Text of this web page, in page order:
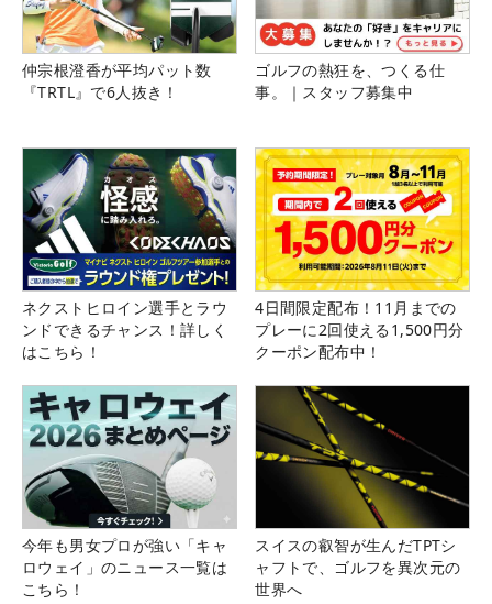
仲宗根澄香が平均パット数
『TRTL』で6人抜き！
ゴルフの熱狂を、つくる仕
事。｜スタッフ募集中
ネクストヒロイン選手とラウ
ンドできるチャンス！詳しく
はこちら！
4日間限定配布！11月までの
プレーに2回使える1,500円分
クーポン配布中！
今年も男女プロが強い「キャ
ロウェイ」のニュース一覧は
こちら！
スイスの叡智が生んだTPTシ
ャフトで、ゴルフを異次元の
世界へ